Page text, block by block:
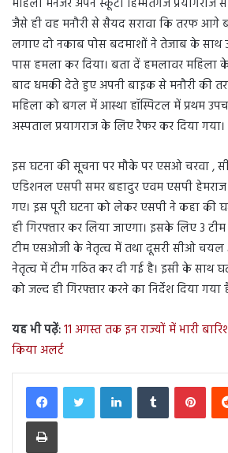
महिला मैनेजर अपने स्कूटी हिम्मतगंज प्रयागराज
जैसे ही वह मनौरी से सैयद सरावा कि तरफ आगे
लगाए दो नकाब पोस बदमाशों ने तेजाब के साथ
पास हमला कर दिया। बता दें हमलावर
बाद धमकी देते हुए अपनी बाइक से मनौरी की
महिला को बगल में आस्था हॉस्पिटल में प्रथम
अस्पताल प्रयागराज के लिए रैफर कर दिया गया।
इस घटना की सूचना पर मौके पर एसओ चरवा ,
एडिशनल एसपी समर बहादुर एवम एसपी
गए। इस पूरी घटना को लेकर एसपी ने कहा की
ही गिरफ्तार कर लिया जाएगा। इसके लिए 3
टीम एसओजी के नेतृत्व में तथा दूसरी सीओ चयल
नेतृत्व में टीम गठित कर दी गई है। इसी के साथ
को जल्द ही गिरफ्तार करने का निर्देश दिया गया
यह भी पढ़ें:11 अगस्त तक इन राज्यों में भारी
किया अलर्ट
LinkedInTumblr
Print